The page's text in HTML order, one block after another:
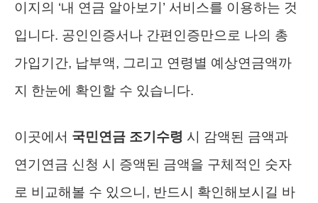
이지의 ‘내 연금 알아보기’ 서비스를 이용하는 것
입니다. 공인인증서나 간편인증만으로 나의 총
가입기간, 납부액, 그리고 연령별 예상연금액까
지 한눈에 확인할 수 있습니다.
이곳에서 국민연금 조기수령 시 감액된 금액과
연기연금 신청 시 증액된 금액을 구체적인 숫자
로 비교해볼 수 있으니, 반드시 확인해보시길 바